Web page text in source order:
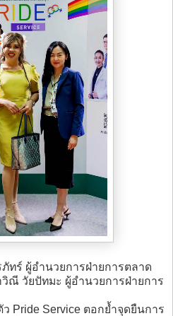
ร์ ผู้อำนวยการฝ่ายการตลาด
ณี วัยปัทมะ ผู้อำนวยการฝ่ายการ
Pride Service ตอกย้ำจุดยืนการ